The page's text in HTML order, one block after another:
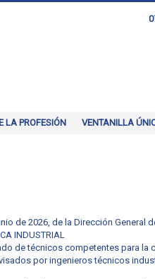
LA PROFESIÓN VENTANILLA
de 2026, de la Dirección General
INDUSTRIAL
de técnicos competentes para
por ingenieros técnicos